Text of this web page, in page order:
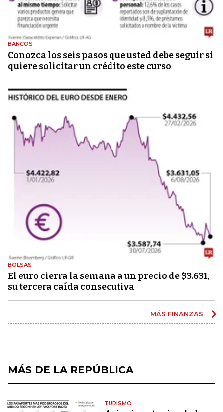
BANCOS
Conozca los seis pasos que usted debe seguir si
quiere solicitar un crédito este curso
BOLSAS
El euro cierra la semana a un precio de $3.631,
su tercera caída consecutiva
MÁS FINANZAS
MÁS DE LA REPÚBLICA
TURISMO